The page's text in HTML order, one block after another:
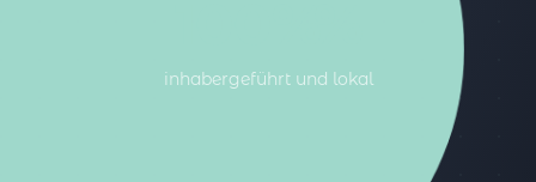
inhabergeführt und lokal